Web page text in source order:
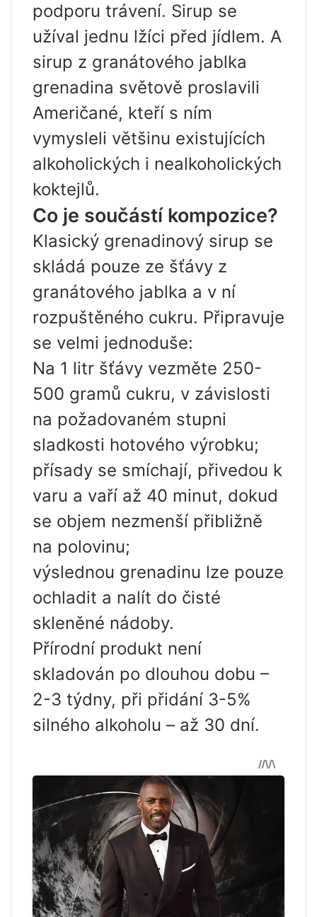
podporu trávení. Sirup se
užíval jednu lžíci před jídlem. A
sirup z granátového jablka
grenadina světově proslavili
Američané, kteří s ním
vymysleli většinu existujících
alkoholických i nealkoholických
koktejlů.
Co je součástí kompozice?
Klasický grenadinový sirup se
skládá pouze ze šťávy z
granátového jablka a v ní
rozpuštěného cukru. Připravuje
se velmi jednoduše:
Na 1 litr šťávy vezměte 250-
500 gramů cukru, v závislosti
na požadovaném stupni
sladkosti hotového výrobku;
přísady se smíchají, přivedou k
varu a vaří až 40 minut, dokud
se objem nezmenší přibližně
na polovinu;
výslednou grenadinu lze pouze
ochladit a nalít do čisté
skleněné nádoby.
Přírodní produkt není
skladován po dlouhou dobu –
2-3 týdny, při přidání 3-5%
silného alkoholu – až 30 dní.